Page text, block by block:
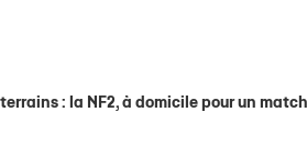
: la NF2, à domicile pour un